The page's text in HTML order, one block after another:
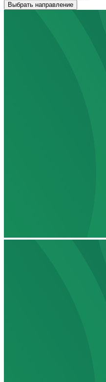
Выбрать направление